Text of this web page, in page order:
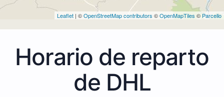
Leaflet | ©OpenStreetMap contributors ©OpenMapTiles © Parcello
Horario de reparto
de DHL